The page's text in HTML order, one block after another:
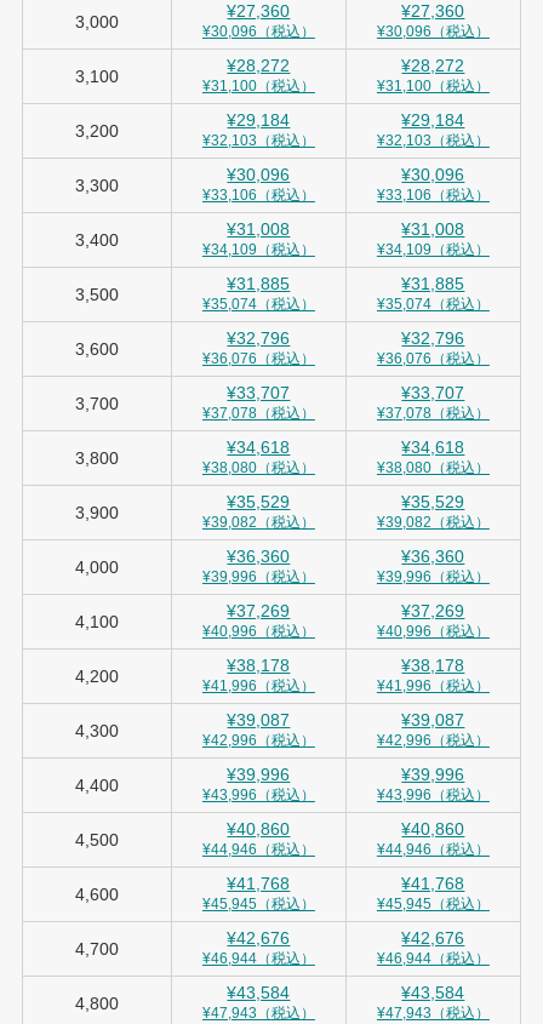
3,000
¥27,360
¥30,096（税込）
¥27,360
¥30,096（税込）
3,100
¥28,272
¥31,100（税込）
¥28,272
¥31,100（税込）
3,200
¥29,184
¥32,103（税込）
¥29,184
¥32,103（税込）
3,300
¥30,096
¥33,106（税込）
¥30,096
¥33,106（税込）
3,400
¥31,008
¥34,109（税込）
¥31,008
¥34,109（税込）
3,500
¥31,885
¥35,074（税込）
¥31,885
¥35,074（税込）
3,600
¥32,796
¥36,076（税込）
¥32,796
¥36,076（税込）
3,700
¥33,707
¥37,078（税込）
¥33,707
¥37,078（税込）
3,800
¥34,618
¥38,080（税込）
¥34,618
¥38,080（税込）
3,900
¥35,529
¥39,082（税込）
¥35,529
¥39,082（税込）
4,000
¥36,360
¥39,996（税込）
¥36,360
¥39,996（税込）
4,100
¥37,269
¥40,996（税込）
¥37,269
¥40,996（税込）
4,200
¥38,178
¥41,996（税込）
¥38,178
¥41,996（税込）
4,300
¥39,087
¥42,996（税込）
¥39,087
¥42,996（税込）
4,400
¥39,996
¥43,996（税込）
¥39,996
¥43,996（税込）
4,500
¥40,860
¥44,946（税込）
¥40,860
¥44,946（税込）
4,600
¥41,768
¥45,945（税込）
¥41,768
¥45,945（税込）
4,700
¥42,676
¥46,944（税込）
¥42,676
¥46,944（税込）
4,800
¥43,584
¥47,943（税込）
¥43,584
¥47,943（税込）